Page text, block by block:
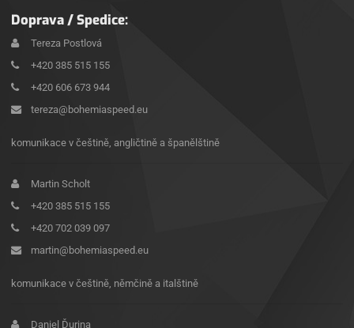
Doprava / Spedice:
Tereza Postlová
+420 385 515 155
+420 606 673 944
tereza@bohemiaspeed.eu
komunikace v češtině, angličtině a španělštině
Martin Scholt
+420 385 515 155
+420 702 039 097
martin@bohemiaspeed.eu
komunikace v češtině, němčině a italštině
Daniel Ďurina